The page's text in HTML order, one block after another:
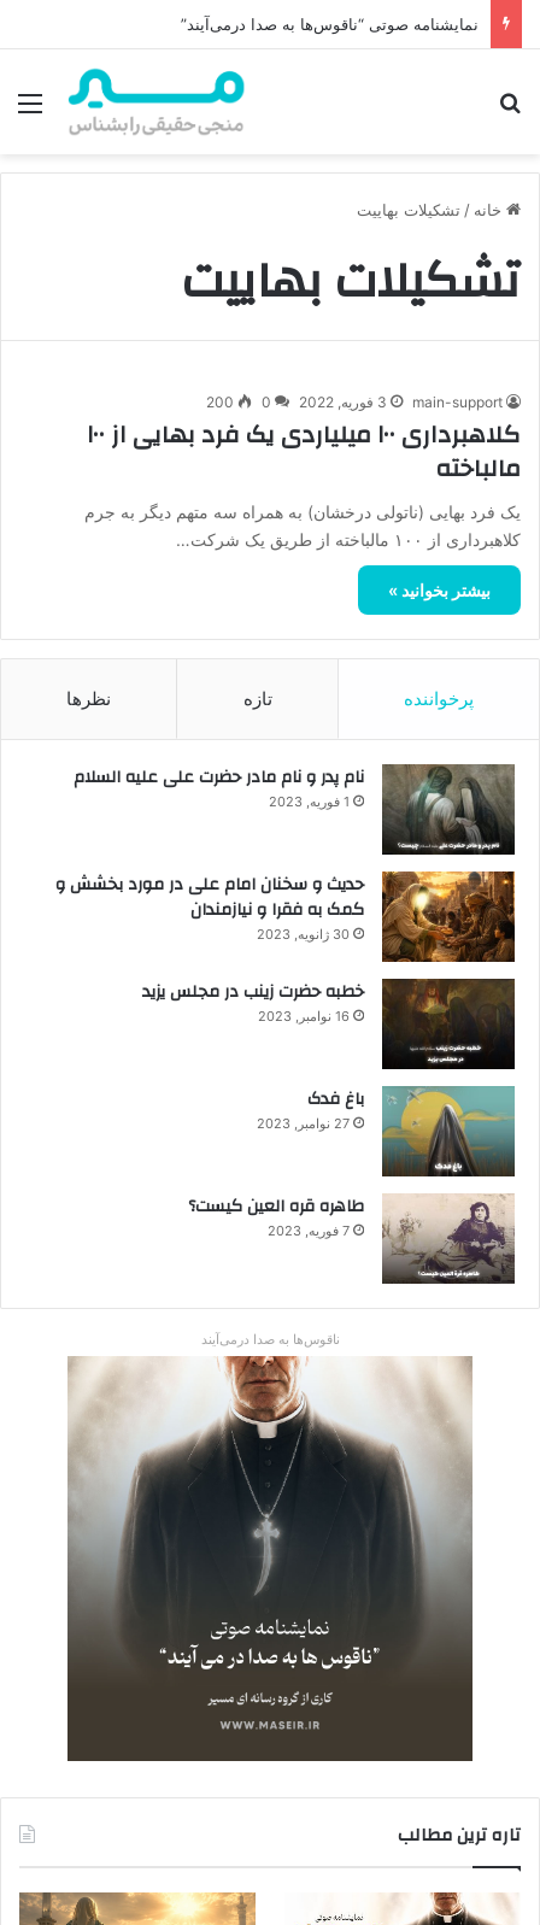
نمایشنامه صوتی “ناقوس‌ها به صدا در‌می‌آیند”
خانه /تشکیلات بهاییت
تشکیلات بهاییت
main-support 3 فوریه, 2022 0
200
کلاهبرداری ۱۰۰ میلیاردی یک فرد بهایی از ۱۰۰
مالباخته
یک فرد بهایی (ناتولی درخشان) به همراه سه متهم دیگر به جرم
کلاهبرداری از ۱۰۰ مالباخته از طریق یک شرکت…
بیشتر بخوانید »
پرخواننده تازه نظرها
نام پدر و نام مادر حضرت علی علیه السلام
1 فوریه, 2023
حدیث و سخنان امام علی در مورد بخشش و
کمک به فقرا و نیازمندان
30 ژانویه, 2023
خطبه حضرت زینب در مجلس یزید
16 نوامبر, 2023
باغ فدک
27 نوامبر, 2023
طاهره قره العین کیست؟
7 فوریه, 2023
ناقوس‌ها به صدا در‌می‌آیند
تاره ترین مطالب